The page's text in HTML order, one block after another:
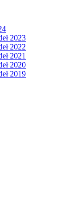
2023
2022
2021
2020
2019